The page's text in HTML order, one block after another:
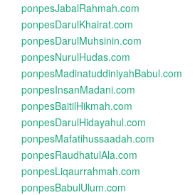
ponpesJabalRahmah.com
ponpesDarulKhairat.com
ponpesDarulMuhsinin.com
ponpesNurulHudas.com
ponpesMadinatuddiniyahBabul.com
ponpesInsanMadani.com
ponpesBaitilHikmah.com
ponpesDarulHidayahul.com
ponpesMafatihussaadah.com
ponpesRaudhatulAla.com
ponpesLiqaurrahmah.com
ponpesBabulUlum.com